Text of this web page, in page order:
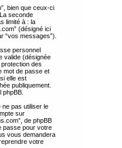
bien que ceux-ci
seconde
limité à : la
(désigné ici
“vos messages”).
personnel
valide (désignée
des
mot de passe et
elle est
publiquement.
ne pas utiliser le
sur
de phpBB
passe pour votre
vous demandera
votre